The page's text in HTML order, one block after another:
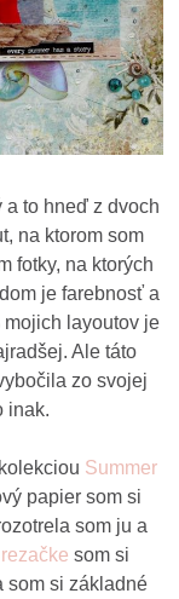
a to hneď z dvoch
na ktorom som
fotky, na ktorých
je farebnosť a
mojich layoutov je
Ale táto
zo svojej
inak.
Summer
papier som si
som ju a
rezačke som si
som si základné